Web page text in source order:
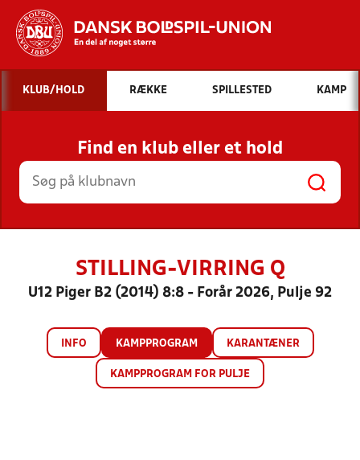
Hvad vil du søge efter?
INDHOLD OG NYHEDER
STILLINGER, RESULTATER, KLUBBER OG
HOLD
KLUB/HOLD RÆKKE SPILLESTED KAMP
Find en klub eller et hold
STILLING-VIRRING Q
U12 Piger B2 (2014) 8:8 - Forår 2026, Pulje 92
INFO KAMPPROGRAM KARANTÆNER
KAMPPROGRAM FOR PULJE